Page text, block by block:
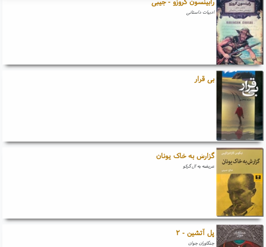
ادبیات داستانی
بی قرار
گزارش به خاک یونان
عریضه به ال گرکو
پل آتشین - ۲
جنگاوران جوان